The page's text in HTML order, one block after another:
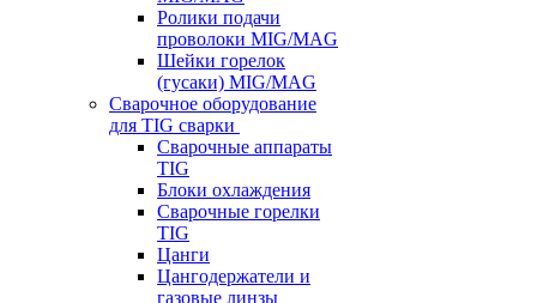
Ролики подачи
проволоки MIG/MAG
Шейки горелок
(гусаки) MIG/MAG
Сварочное оборудование
для TIG сварки
Сварочные аппараты
TIG
Блоки охлаждения
Сварочные горелки
TIG
Цанги
Цангодержатели и
газовые линзы